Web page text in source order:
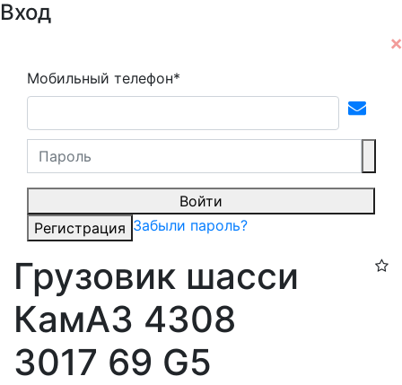
Вход
Мобильный телефон*
Войти
Регистрация Забыли пароль?
Грузовик шасси
КамАЗ 4308
3017 69 G5